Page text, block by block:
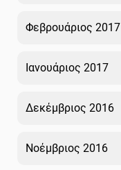
Φεβρουάριος 2017
Ιανουάριος 2017
Δεκέμβριος 2016
Νοέμβριος 2016